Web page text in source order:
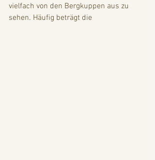
vielfach von den Bergkuppen aus zu
sehen. Häufig beträgt die